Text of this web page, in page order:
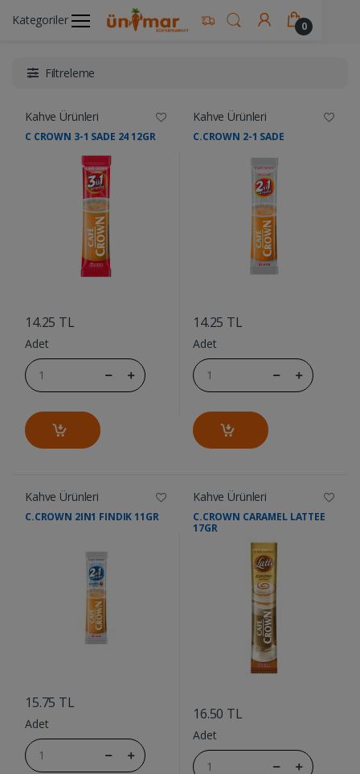
Kategoriler 0
Ünimar Anasayfa İçecekler Kahve Ürünleri
Filtreleme
Kahve Ürünleri
C CROWN 3-1 SADE 24 12GR
14.25 TL
Adet
Kahve Ürünleri
C.CROWN 2-1 SADE
14.25 TL
Adet
Kahve Ürünleri
C.CROWN 2IN1 FINDIK 11GR
15.75 TL
Adet
Kahve Ürünleri
C.CROWN CARAMEL LATTEE
17GR
16.50 TL
Adet